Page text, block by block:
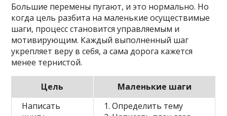
Большие перемены пугают, и это нормально. Но
когда цель разбита на маленькие осуществимые
шаги, процесс становится управляемым и
мотивирующим. Каждый выполненный шаг
укрепляет веру в себя, а сама дорога кажется
менее тернистой.
Цель
Маленькие шаги
Написать
1. Определить тему